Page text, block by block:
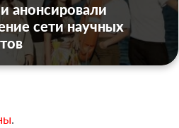
анонсировали
сети научных
.